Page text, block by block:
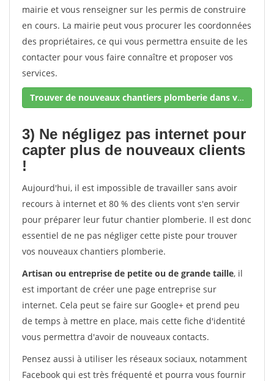
mairie et vous renseigner sur les permis de construire
en cours. La mairie peut vous procurer les coordonnées
des propriétaires, ce qui vous permettra ensuite de les
contacter pour vous faire connaître et proposer vos
services.
Trouver de nouveaux chantiers plomberie dans votre secteur !
3) Ne négligez pas internet pour
capter plus de nouveaux clients
!
Aujourd'hui, il est impossible de travailler sans avoir
recours à internet et 80 % des clients vont s'en servir
pour préparer leur futur chantier plomberie. Il est donc
essentiel de ne pas négliger cette piste pour trouver
vos nouveaux chantiers plomberie.
Artisan ou entreprise de petite ou de grande taille, il
est important de créer une page entreprise sur
internet. Cela peut se faire sur Google+ et prend peu
de temps à mettre en place, mais cette fiche d'identité
vous permettra d'avoir de nouveaux contacts.
Pensez aussi à utiliser les réseaux sociaux, notamment
Facebook qui est très fréquenté et pourra vous fournir